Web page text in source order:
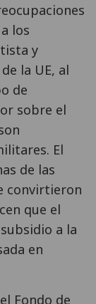
los
y
la UE, al
de
sobre el
El
de las
convirtieron
que el
a la
en
Fondo de